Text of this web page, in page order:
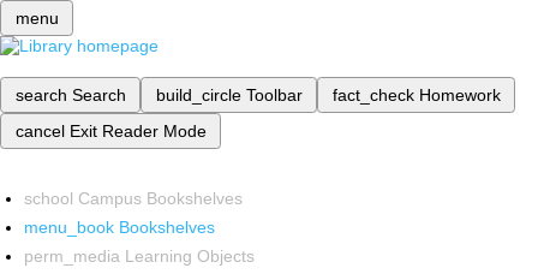
menu
search Search build_circle Toolbar fact_check Homework
cancel Exit Reader Mode
school Campus Bookshelves
menu_book Bookshelves
perm_media Learning Objects